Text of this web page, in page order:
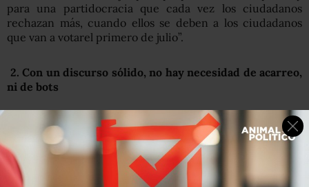
para una partidocracia que cada vez los ciudadanos
rechazan más, cuando ellos se deben a los ciudadanos
que van a votarel primero de julio”.
2. Con un discurso sólido, no hay necesidad de acarreo,
ni de bots
“No hay necesidad de llevar a Margarita, la diosa de la
cumbia’, para que la gente salga a la calle”. Con esa frase
contundente, Antonio Martínez
retrata la importancia
de que la gente converse lo que no quiere en estas
elecciones
, y que lo haga a través de las redes sociales.